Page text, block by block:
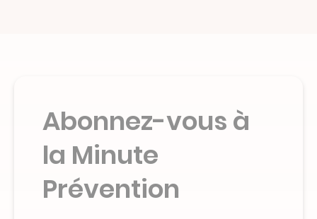
Abonnez-vous à
la Minute
Prévention